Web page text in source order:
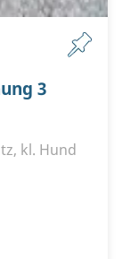
3
kl. Hund